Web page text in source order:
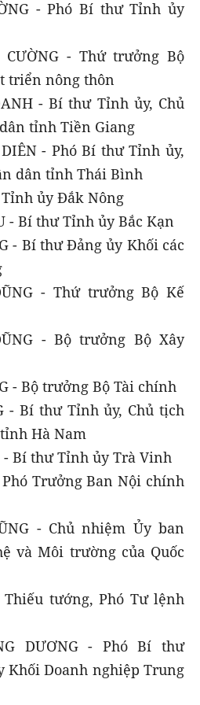
- Phó Bí thư Tỉnh ủy
CƯỜNG - Thứ trưởng Bộ
triển nông thôn
- Bí thư Tỉnh ủy, Chủ
tỉnh Tiền Giang
DIÊN - Phó Bí thư Tỉnh ủy,
dân tỉnh Thái Bình
ủy Đắk Nông
- Bí thư Tỉnh ủy Bắc Kạn
- Bí thư Đảng ủy Khối các
- Thứ trưởng Bộ Kế
- Bộ trưởng Bộ Xây
- Bộ trưởng Bộ Tài chính
- Bí thư Tỉnh ủy, Chủ tịch
Hà Nam
- Bí thư Tỉnh ủy Trà Vinh
Phó Trưởng Ban Nội chính
- Chủ nhiệm Ủy ban
và Môi trường của Quốc
Thiếu tướng, Phó Tư lệnh
DƯƠNG - Phó Bí thư
Khối Doanh nghiệp Trung